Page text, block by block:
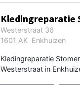
Kledingreparatie
Westerstraat 36
1601 AK Enkhuizen
Kledingreparatie
Westerstraat in